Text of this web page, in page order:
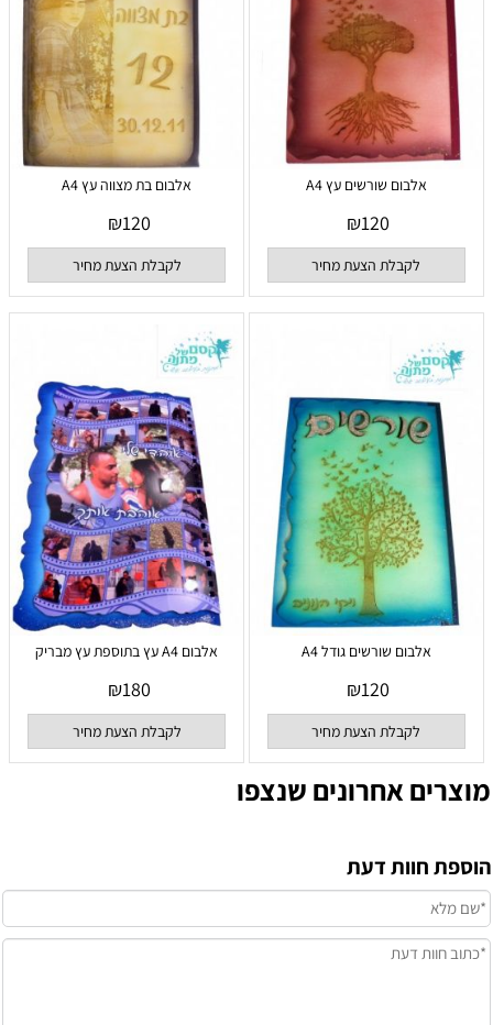
אלבום שורשים עץ A4
₪120
לקבלת הצעת מחיר
אלבום בת מצווה עץ A4
₪120
לקבלת הצעת מחיר
אלבום שורשים גודל A4
₪120
לקבלת הצעת מחיר
אלבום A4 עץ בתוספת עץ מבריק
₪180
לקבלת הצעת מחיר
מוצרים אחרונים שנצפו
הוספת חוות דעת